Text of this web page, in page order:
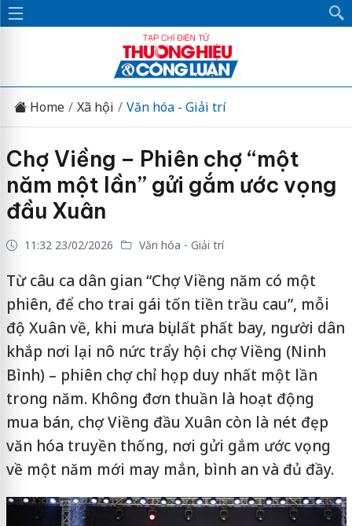
Home Xã hội Văn hóa - Giải trí
Chợ Viềng – Phiên chợ “một
năm một lần” gửi gắm ước vọng
đầu Xuân
11:32 23/02/2026 Văn hóa - Giải trí
Từ câu ca dân gian “Chợ Viềng năm có một
phiên, để cho trai gái tốn tiền trầu cau”, mỗi
độ Xuân về, khi mưa bụi lất phất bay, người dân
khắp nơi lại nô nức trẩy hội chợ Viềng (Ninh
Bình) – phiên chợ chỉ họp duy nhất một lần
trong năm. Không đơn thuần là hoạt động
mua bán, chợ Viềng đầu Xuân còn là nét đẹp
văn hóa truyền thống, nơi gửi gắm ước vọng
về một năm mới may mắn, bình an và đủ đầy.